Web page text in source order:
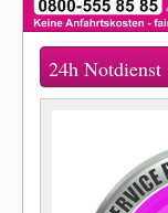
24h Notdienst